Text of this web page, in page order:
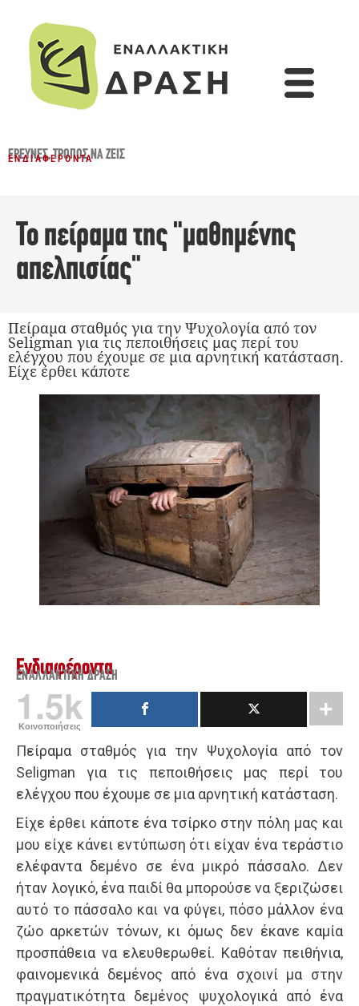
ΈΡΕΥΝΕΣ,ΤΡΌΠΟΣ ΝΑ ΖΕΙΣ
ΕΝΔΙΑΦΈΡΟΝΤΑ
Το πείραμα της "μαθημένης
απελπισίας"
Πείραμα σταθμός για την Ψυχολογία από τον
Seligman για τις πεποιθήσεις μας περί του
ελέγχου που έχουμε σε μια αρνητική κατάσταση.
Είχε έρθει κάποτε
Ενδιαφέροντα
ΕΝΑΛΛΑΚΤΙΚΉ ΔΡΆΣΗ
1.5k
Κοινοποιήσεις
Πείραμα σταθμός για την Ψυχολογία από τον
Seligman για τις πεποιθήσεις μας περί του
ελέγχου που έχουμε σε μια αρνητική κατάσταση.
Είχε έρθει κάποτε ένα τσίρκο στην πόλη μας και
μου είχε κάνει εντύπωση ότι είχαν ένα τεράστιο
ελέφαντα δεμένο σε ένα μικρό πάσσαλο. Δεν
ήταν λογικό, ένα παιδί θα μπορούσε να ξεριζώσει
αυτό το πάσσαλο και να φύγει, πόσο μάλλον ένα
ζώο αρκετών τόνων, κι όμως δεν έκανε καμία
προσπάθεια να ελευθερωθεί. Καθόταν πειθήνια,
φαινομενικά δεμένος από ένα σχοινί μα στην
πραγματικότητα δεμένος ψυχολογικά από ένα